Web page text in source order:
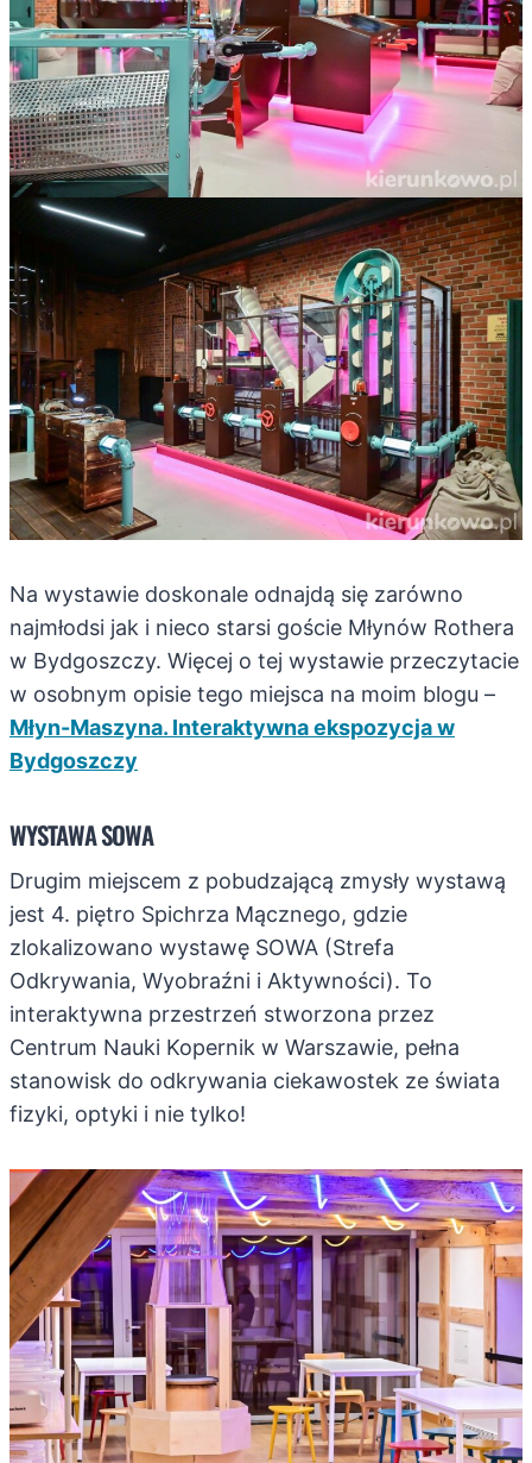
Na wystawie doskonale odnajdą się zarówno
najmłodsi jak i nieco starsi goście Młynów Rothera
w Bydgoszczy. Więcej o tej wystawie przeczytacie
w osobnym opisie tego miejsca na moim blogu –
Młyn-Maszyna. Interaktywna ekspozycja w
Bydgoszczy
WYSTAWA SOWA
Drugim miejscem z pobudzającą zmysły wystawą
jest 4. piętro Spichrza Mącznego, gdzie
zlokalizowano wystawę SOWA (Strefa
Odkrywania, Wyobraźni i Aktywności). To
interaktywna przestrzeń stworzona przez
Centrum Nauki Kopernik w Warszawie, pełna
stanowisk do odkrywania ciekawostek ze świata
fizyki, optyki i nie tylko!